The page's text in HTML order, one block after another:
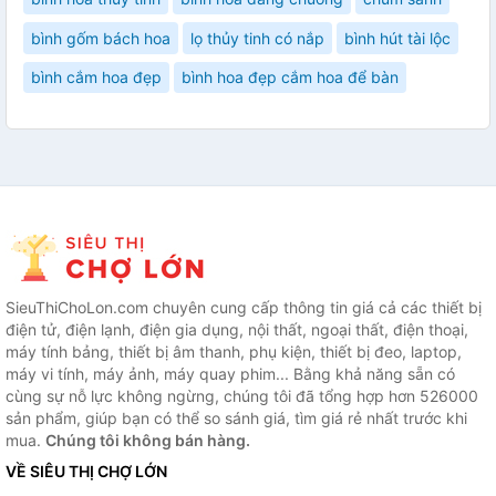
bình gốm bách hoa lọ thủy tinh có nắp bình hút tài lộc
bình cắm hoa đẹp bình hoa đẹp cắm hoa để bàn
SieuThiChoLon.com chuyên cung cấp thông tin giá cả các thiết bị
điện tử, điện lạnh, điện gia dụng, nội thất, ngoại thất, điện thoại,
máy tính bảng, thiết bị âm thanh, phụ kiện, thiết bị đeo, laptop,
máy vi tính, máy ảnh, máy quay phim... Bằng khả năng sẵn có
cùng sự nỗ lực không ngừng, chúng tôi đã tổng hợp hơn 526000
sản phẩm, giúp bạn có thể so sánh giá, tìm giá rẻ nhất trước khi
mua. Chúng tôi không bán hàng.
VỀ SIÊU THỊ CHỢ LỚN